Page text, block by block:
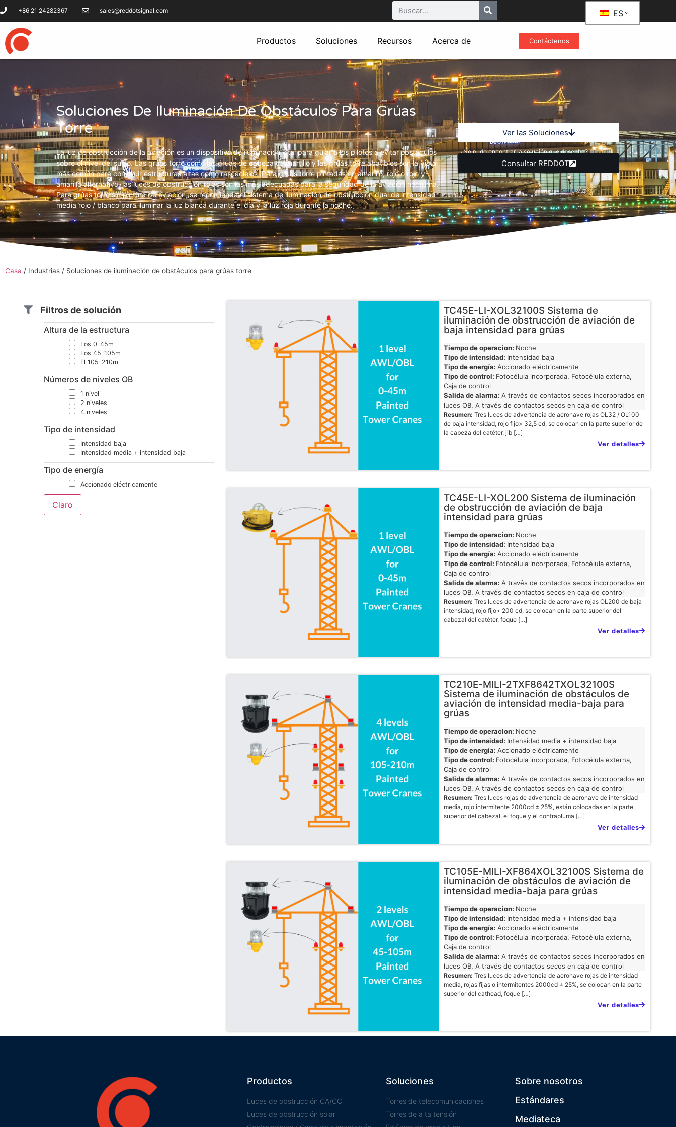
+86 21 24282367 sales@reddotsignal.com ES
Productos Soluciones Recursos Acerca de Contáctenos
Soluciones De Iluminación De Obstáculos Para Grúas
Torre
La luz de obstrucción de la aviación es un dispositivo de iluminación vital para guiar a los pilotos a evitar obstáculos
sobre el nivel del suelo. Las grúas torre como las grúas de cabeza de martillo y las grúas torre abatibles son la vista
más común para construir estructuras altas como rascacielos. Para grúas torre pintadas en amarillo, rojo o rojo y
amarillo alternativo, las luces de obstrucción rojas son las más adecuadas para la seguridad de la aviación nocturna.
Para grúas torre sin pintura de aviación, se recomienda el sistema de iluminación de obstrucción dual de intensidad
media rojo / blanco para iluminar la luz blanca durante el día y la luz roja durante la noche.
Ver las Soluciones
¿No pudo encontrar la solución que deseaba?
Consultar REDDOT
Casa / Industrias / Soluciones de iluminación de obstáculos para grúas torre
Filtros de solución
Altura de la estructura
Los 0-45m
Los 45-105m
El 105-210m
Números de niveles OB
1 nivel
2 niveles
4 niveles
Tipo de intensidad
Intensidad baja
Intensidad media + intensidad baja
Tipo de energía
Accionado eléctricamente
TC45E-LI-XOL32100S Sistema de
iluminación de obstrucción de aviación de
baja intensidad para grúas
Tiempo de operacion: Noche
Tipo de intensidad: Intensidad baja
Tipo de energía:Accionado eléctricamente
Tipo de control: Fotocélula incorporada, Fotocélula externa,
Caja de control
Salida de alarma:A través de contactos secos incorporados en
luces OB, A través de contactos secos en caja de control
Resumen:Tres luces de advertencia de aeronave rojas OL32 / OL100
de baja intensidad, rojo fijo> 32,5 cd, se colocan en la parte superior de
la cabeza del catéter, jib […]
Ver detalles
TC45E-LI-XOL200 Sistema de iluminación
de obstrucción de aviación de baja
intensidad para grúas
Tiempo de operacion: Noche
Tipo de intensidad: Intensidad baja
Tipo de energía:Accionado eléctricamente
Tipo de control: Fotocélula incorporada, Fotocélula externa,
Caja de control
Salida de alarma:A través de contactos secos incorporados en
luces OB, A través de contactos secos en caja de control
Resumen:Tres luces de advertencia de aeronave rojas OL200 de baja
intensidad, rojo fijo> 200 cd, se colocan en la parte superior del
cabezal del catéter, foque […]
Ver detalles
TC210E-MILI-2TXF8642TXOL32100S
Sistema de iluminación de obstáculos de
aviación de intensidad media-baja para
grúas
Tiempo de operacion: Noche
Tipo de intensidad: Intensidad media + intensidad baja
Tipo de energía:Accionado eléctricamente
Tipo de control: Fotocélula incorporada, Fotocélula externa,
Caja de control
Salida de alarma:A través de contactos secos incorporados en
luces OB, A través de contactos secos en caja de control
Resumen:Tres luces rojas de advertencia de aeronave de intensidad
media, rojo intermitente 2000cd ± 25%, están colocadas en la parte
superior del cabezal, el foque y el contrapluma […]
Ver detalles
TC105E-MILI-XF864XOL32100S Sistema de
iluminación de obstáculos de aviación de
intensidad media-baja para grúas
Tiempo de operacion: Noche
Tipo de intensidad: Intensidad media + intensidad baja
Tipo de energía:Accionado eléctricamente
Tipo de control: Fotocélula incorporada, Fotocélula externa,
Caja de control
Salida de alarma:A través de contactos secos incorporados en
luces OB, A través de contactos secos en caja de control
Resumen:Tres luces de advertencia de aeronave rojas de intensidad
media, rojas fijas o intermitentes 2000cd ± 25%, se colocan en la parte
superior del cathead, foque […]
Ver detalles
Productos
Luces de obstrucción CA/CC
Luces de obstrucción solar
Soluciones
Torres de telecomunicaciones
Torres de alta tensión
Sobre nosotros
Estándares
Mediateca